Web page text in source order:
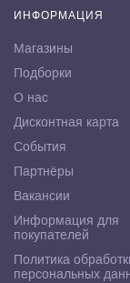
ИНФОРМАЦИЯ
Магазины
Подборки
О нас
Дисконтная карта
События
Партнёры
Вакансии
Информация для
покупателей
Политика
персональных